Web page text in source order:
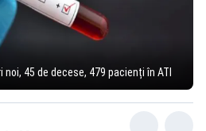
noi, 45 de decese, 479 pacienți în ATI